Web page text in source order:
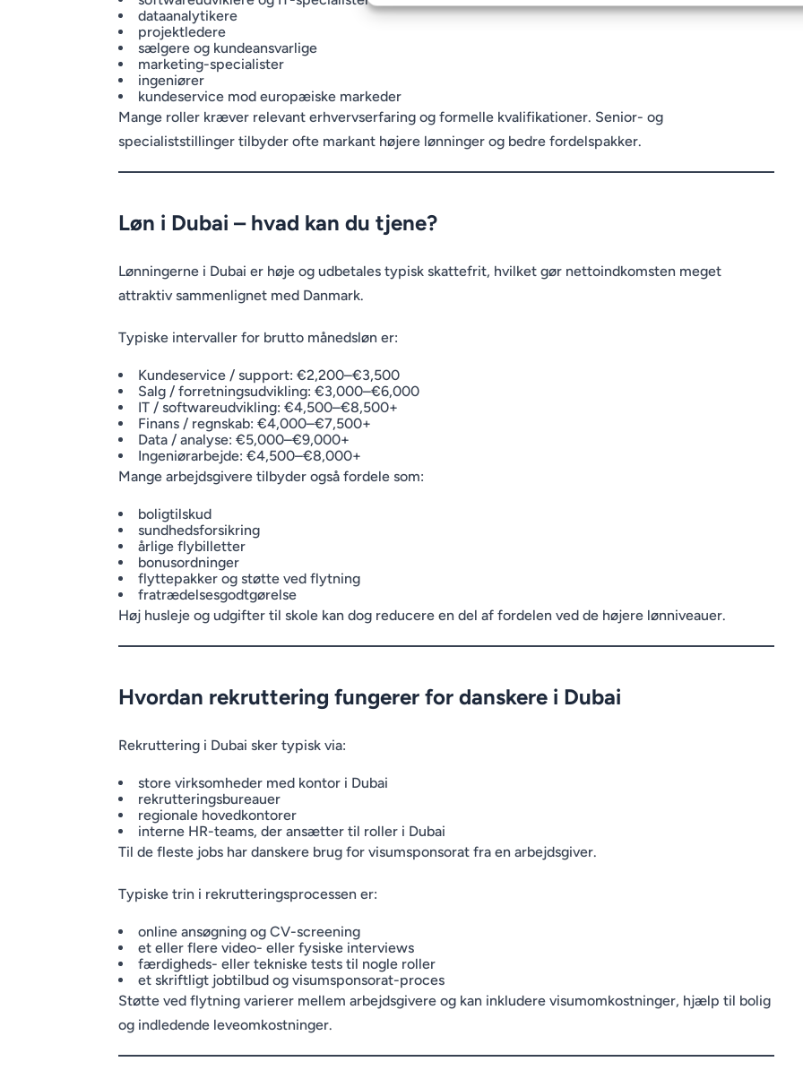
dataanalytikere
projektledere
sælgere og kundeansvarlige
marketing-specialister
ingeniører
kundeservice mod europæiske markeder
Mange roller kræver relevant erhvervserfaring og formelle kvalifikationer. Senior- og
specialiststillinger tilbyder ofte markant højere lønninger og bedre fordelspakker.
Løn i Dubai – hvad kan du tjene?
Lønningerne i Dubai er høje og udbetales typisk skattefrit, hvilket gør nettoindkomsten meget
attraktiv sammenlignet med Danmark.
Typiske intervaller for brutto månedsløn er:
Kundeservice / support: €2,200–€3,500
Salg / forretningsudvikling: €3,000–€6,000
IT / softwareudvikling: €4,500–€8,500+
Finans / regnskab: €4,000–€7,500+
Data / analyse: €5,000–€9,000+
Ingeniørarbejde: €4,500–€8,000+
Mange arbejdsgivere tilbyder også fordele som:
boligtilskud
sundhedsforsikring
årlige flybilletter
bonusordninger
flyttepakker og støtte ved flytning
fratrædelsesgodtgørelse
Høj husleje og udgifter til skole kan dog reducere en del af fordelen ved de højere lønniveauer.
Hvordan rekruttering fungerer for danskere i Dubai
Rekruttering i Dubai sker typisk via:
store virksomheder med kontor i Dubai
rekrutteringsbureauer
regionale hovedkontorer
interne HR-teams, der ansætter til roller i Dubai
Til de fleste jobs har danskere brug for visumsponsorat fra en arbejdsgiver.
Typiske trin i rekrutteringsprocessen er:
online ansøgning og CV-screening
et eller flere video- eller fysiske interviews
færdigheds- eller tekniske tests til nogle roller
et skriftligt jobtilbud og visumsponsorat-proces
Støtte ved flytning varierer mellem arbejdsgivere og kan inkludere visumomkostninger, hjælp til bolig
og indledende leveomkostninger.